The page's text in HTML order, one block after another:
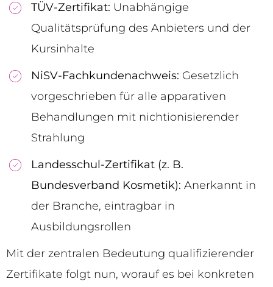
TÜV-Zertifikat: Unabhängige
Qualitätsprüfung des Anbieters und der
Kursinhalte
NiSV-Fachkundenachweis: Gesetzlich
vorgeschrieben für alle apparativen
Behandlungen mit nichtionisierender
Strahlung
Landesschul-Zertifikat (z. B.
Bundesverband Kosmetik): Anerkannt in
der Branche, eintragbar in
Ausbildungsrollen
Mit der zentralen Bedeutung qualifizierender
Zertifikate folgt nun, worauf es bei konkreten